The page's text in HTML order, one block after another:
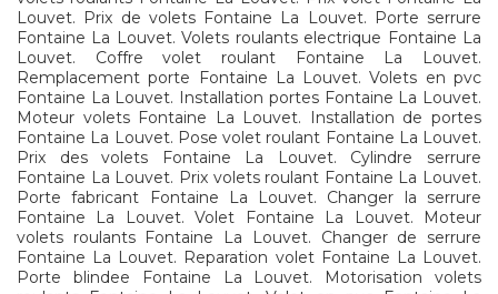
Louvet. Prix de volets Fontaine La Louvet. Porte serrure
Fontaine La Louvet. Volets roulants electrique Fontaine La
Louvet. Coffre volet roulant Fontaine La Louvet.
Remplacement porte Fontaine La Louvet. Volets en pvc
Fontaine La Louvet. Installation portes Fontaine La Louvet.
Moteur volets Fontaine La Louvet. Installation de portes
Fontaine La Louvet. Pose volet roulant Fontaine La Louvet.
Prix des volets Fontaine La Louvet. Cylindre serrure
Fontaine La Louvet. Prix volets roulant Fontaine La Louvet.
Porte fabricant Fontaine La Louvet. Changer la serrure
Fontaine La Louvet. Volet Fontaine La Louvet. Moteur
volets roulants Fontaine La Louvet. Changer de serrure
Fontaine La Louvet. Reparation volet Fontaine La Louvet.
Porte blindee Fontaine La Louvet. Motorisation volets